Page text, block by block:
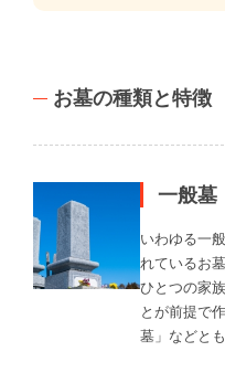
お墓の種類と特徴
一般墓
いわゆる一
れているお
ひとつの家
とが前提で
墓」などと